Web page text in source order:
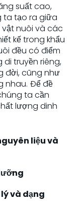
suất cao,
ta tạo ra giữa
nuôi và các
kế trong khẩu
đều có điểm
truyền riêng,
đời, cũng như
nhau. Để đề
ta cần
lượng dinh
liệu và
và dạng